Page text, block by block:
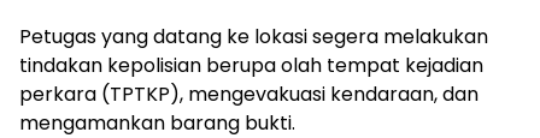
Petugas yang datang ke lokasi segera melakukan
tindakan kepolisian berupa olah tempat kejadian
perkara (TPTKP), mengevakuasi kendaraan, dan
mengamankan barang bukti.